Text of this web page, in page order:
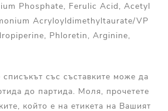
Phosphate, Ferulic Acid, Acetyl
Acryloyldimethyltaurate/VP
Phloretin, Arginine,
със съставките може да
до партида. Моля, прочетете
който е на етикета на Вашият